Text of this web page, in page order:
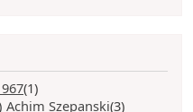
(1)
Achim Szepanski(3)